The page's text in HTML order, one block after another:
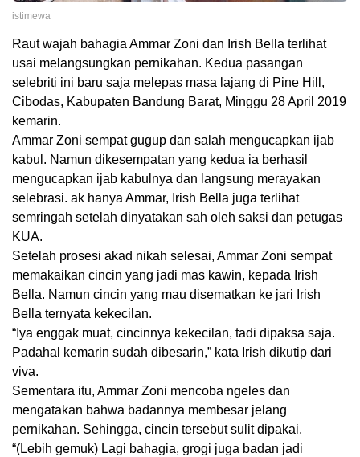
istimewa
Raut wajah bahagia Ammar Zoni dan Irish Bella terlihat
usai melangsungkan pernikahan. Kedua pasangan
selebriti ini baru saja melepas masa lajang di Pine Hill,
Cibodas, Kabupaten Bandung Barat, Minggu 28 April 2019
kemarin.
Ammar Zoni sempat gugup dan salah mengucapkan ijab
kabul. Namun dikesempatan yang kedua ia berhasil
mengucapkan ijab kabulnya dan langsung merayakan
selebrasi. ak hanya Ammar, Irish Bella juga terlihat
semringah setelah dinyatakan sah oleh saksi dan petugas
KUA.
Setelah prosesi akad nikah selesai, Ammar Zoni sempat
memakaikan cincin yang jadi mas kawin, kepada Irish
Bella. Namun cincin yang mau disematkan ke jari Irish
Bella ternyata kekecilan.
“Iya enggak muat, cincinnya kekecilan, tadi dipaksa saja.
Padahal kemarin sudah dibesarin,” kata Irish dikutip dari
viva.
Sementara itu, Ammar Zoni mencoba ngeles dan
mengatakan bahwa badannya membesar jelang
pernikahan. Sehingga, cincin tersebut sulit dipakai.
“(Lebih gemuk) Lagi bahagia, grogi juga badan jadi